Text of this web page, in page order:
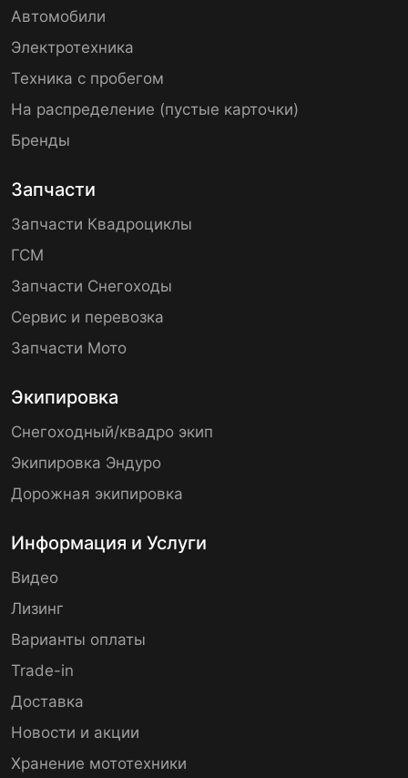
Автомобили
Электротехника
Техника с пробегом
На распределение (пустые карточки)
Бренды
Запчасти
Запчасти Квадроциклы
ГСМ
Запчасти Снегоходы
Сервис и перевозка
Запчасти Мото
Экипировка
Снегоходный/квадро экип
Экипировка Эндуро
Дорожная экипировка
Информация и Услуги
Видео
Лизинг
Варианты оплаты
Trade-in
Доставка
Новости и акции
Хранение мототехники